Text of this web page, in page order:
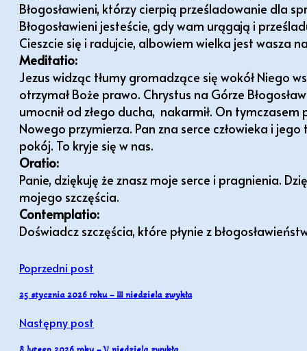
Błogosławieni, którzy cierpią prześladowanie dla
Błogosławieni jesteście, gdy wam urągają i
Cieszcie się i radujcie, albowiem wielka jest wasza
Meditatio:
Jezus widząc tłumy gromadzące się wokół Niego
otrzymał Boże prawo. Chrystus na Górze
umocnił od złego ducha, nakarmił. On tymczasem
Nowego przymierza. Pan zna serce człowieka i
pokój. To kryje się w nas.
Oratio:
Panie, dziękuję że znasz moje serce i pragnienia.
mojego szczęścia.
Contemplatio:
Doświadcz szczęścia, które płynie z
Poprzedni post
25 stycznia 2026 roku – III niedziela zwykła
Następny post